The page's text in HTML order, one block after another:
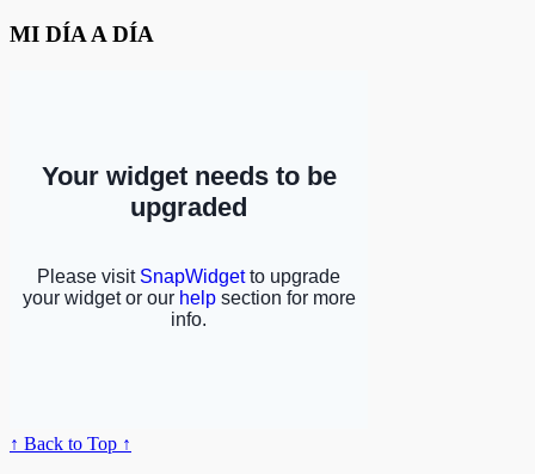
MI DÍA A DÍA
↑ Back to Top ↑